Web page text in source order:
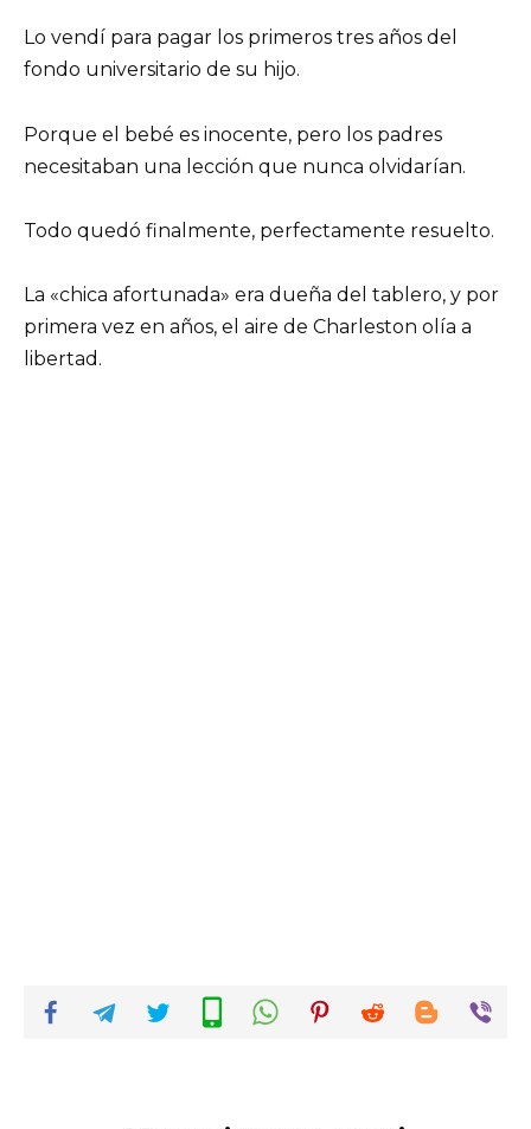
Lo vendí para pagar los primeros tres años del
fondo universitario de su hijo.
Porque el bebé es inocente, pero los padres
necesitaban una lección que nunca olvidarían.
Todo quedó finalmente, perfectamente resuelto.
La «chica afortunada» era dueña del tablero, y por
primera vez en años, el aire de Charleston olía a
libertad.